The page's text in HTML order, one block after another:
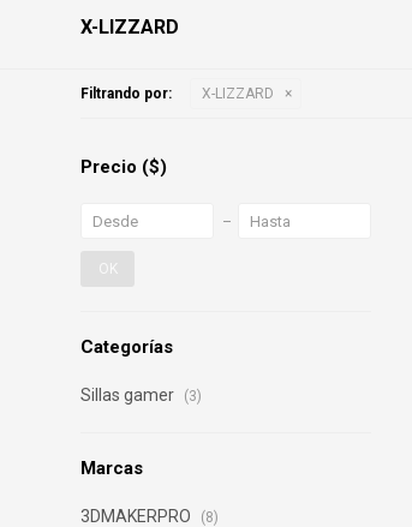
X-LIZZARD
Filtrando por: X-LIZZARD
Categorías
Sillas gamer (3)
Marcas
3DMAKERPRO (8)
Precio ($)
OK